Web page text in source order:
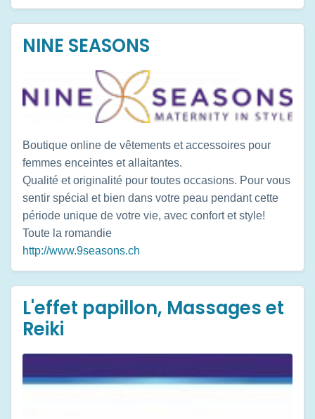
NINE SEASONS
Boutique online de vêtements et accessoires pour
femmes enceintes et allaitantes.
Qualité et originalité pour toutes occasions. Pour vous
sentir spécial et bien dans votre peau pendant cette
période unique de votre vie, avec confort et style!
Toute la romandie
http://www.9seasons.ch
L'effet papillon, Massages et
Reiki